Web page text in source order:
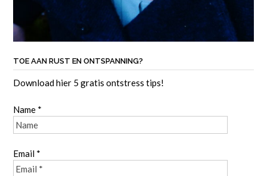
TOE AAN RUST EN ONTSPANNING?
Download hier 5 gratis ontstress tips!
Name *
Email *